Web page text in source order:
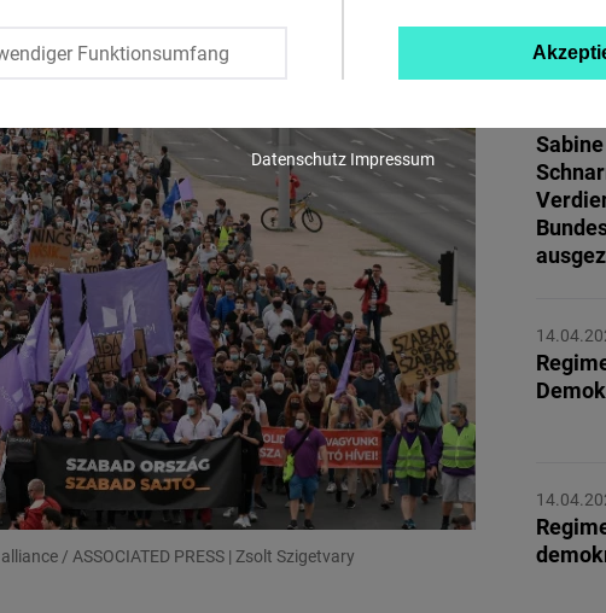
/ ASSOCIATED PRESS | Zsolt Szigetvary
Funktionsumfang
Embed
Instagram
Embed
Youtube
Embed
Google
Maps
Embed
Cloudinary
Datenschutz Impressum